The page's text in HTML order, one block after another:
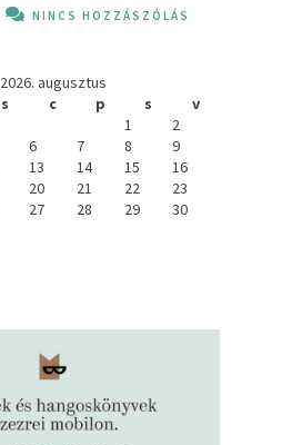
NINCS HOZZÁSZÓLÁS
2026. augusztus
s c p s
v
1
2
6 7 8
9
13 14 15
16
20 21 22
23
27 28 29
30